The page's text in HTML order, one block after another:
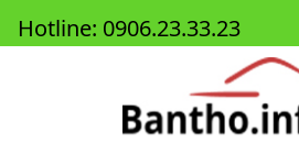
Hotline: 0906.23.33.23